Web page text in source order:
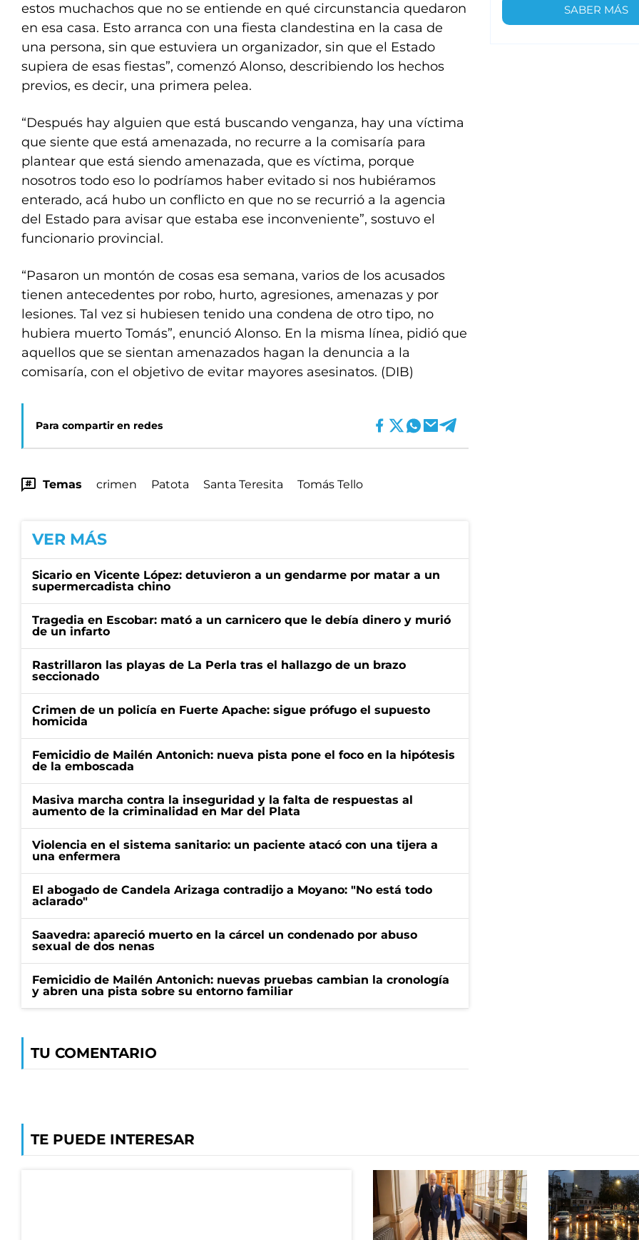
estos muchachos que no se entiende en qué circunstancia quedaron
en esa casa. Esto arranca con una fiesta clandestina en la casa de
una persona, sin que estuviera un organizador, sin que el Estado
supiera de esas fiestas”, comenzó Alonso, describiendo los hechos
previos, es decir, una primera pelea.
“Después hay alguien que está buscando venganza, hay una víctima
que siente que está amenazada, no recurre a la comisaría para
plantear que está siendo amenazada, que es víctima, porque
nosotros todo eso lo podríamos haber evitado si nos hubiéramos
enterado, acá hubo un conflicto en que no se recurrió a la agencia
del Estado para avisar que estaba ese inconveniente”, sostuvo el
funcionario provincial.
“Pasaron un montón de cosas esa semana, varios de los acusados
tienen antecedentes por robo, hurto, agresiones, amenazas y por
lesiones. Tal vez si hubiesen tenido una condena de otro tipo, no
hubiera muerto Tomás”, enunció Alonso. En la misma línea, pidió que
aquellos que se sientan amenazados hagan la denuncia a la
comisaría, con el objetivo de evitar mayores asesinatos. (DIB)
Para compartir en redes
Temas crimen Patota Santa Teresita Tomás Tello
VER MÁS
Sicario en Vicente López: detuvieron a un gendarme por matar a un
supermercadista chino
Tragedia en Escobar: mató a un carnicero que le debía dinero y murió
de un infarto
Rastrillaron las playas de La Perla tras el hallazgo de un brazo
seccionado
Crimen de un policía en Fuerte Apache: sigue prófugo el supuesto
homicida
Femicidio de Mailén Antonich: nueva pista pone el foco en la hipótesis
de la emboscada
Masiva marcha contra la inseguridad y la falta de respuestas al
aumento de la criminalidad en Mar del Plata
Violencia en el sistema sanitario: un paciente atacó con una tijera a
una enfermera
El abogado de Candela Arizaga contradijo a Moyano: "No está todo
aclarado"
Saavedra: apareció muerto en la cárcel un condenado por abuso
sexual de dos nenas
Femicidio de Mailén Antonich: nuevas pruebas cambian la cronología
y abren una pista sobre su entorno familiar
TU COMENTARIO
SABER MÁS
TE PUEDE INTERESAR